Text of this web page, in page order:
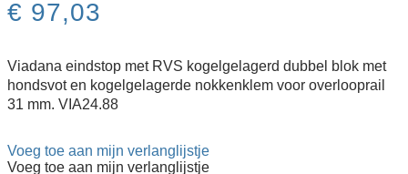
€ 97,03
Viadana eindstop met RVS kogelgelagerd dubbel blok met
hondsvot en kogelgelagerde nokkenklem voor overlooprail
31 mm. VIA24.88
Voeg toe aan mijn verlanglijstje
Voeg toe aan mijn verlanglijstje